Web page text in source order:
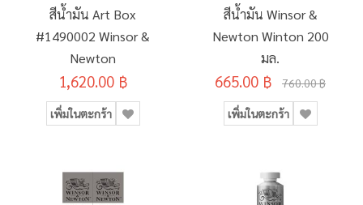
สีน้ำมัน Art Box
#1490002 Winsor &
Newton
1,620.00 ฿
เพิ่มในตะกร้า
สีน้ำมัน Winsor &
Newton Winton 200
มล.
665.00 ฿ 760.00 ฿
เพิ่มในตะกร้า